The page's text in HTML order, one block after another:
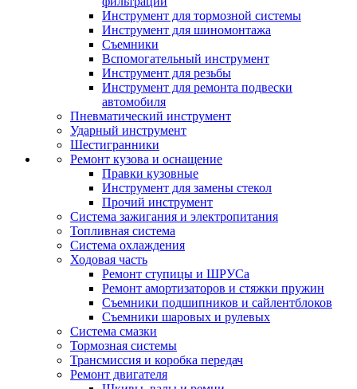
Инструмент для тормозной системы
Инструмент для шиномонтажа
Съемники
Вспомогательный инструмент
Инструмент для резьбы
Инструмент для ремонта подвески
автомобиля
Пневматический инструмент
Ударный инструмент
Шестигранники
Ремонт кузова и оснащение
Правки кузовные
Инструмент для замены стекол
Прочий инструмент
Система зажигания и электропитания
Топливная система
Система охлаждения
Ходовая часть
Ремонт ступицы и ШРУСа
Ремонт амортизаторов и стяжки пружин
Съемники подшипников и сайлентблоков
Съемники шаровых и рулевых
Система смазки
Тормозная системы
Трансмиссия и коробка передач
Ремонт двигателя